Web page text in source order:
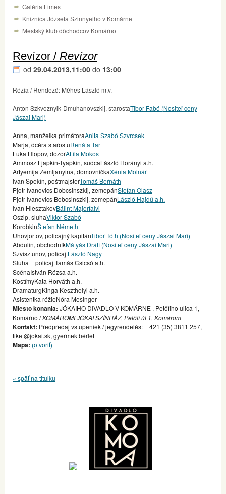
Galéria Limes
Knižnica Józsefa Szinnyeiho v Komárne
Mestský klub dôchodcov Komárno
Revízor / Revízor
od 29.04.2013,11:00 do 13:00
Réžia / Rendező: Méhes László m.v.
Anton Szkvoznyik-Dmuhanovszkij, starostaTibor Fabó (Nositeľ ceny
Jászai Mari)
Anna, manželka primátoraAnita Szabó Szvrcsek
Marja, dcéra starostuRenáta Tar
Luka Hlopov, dozorAttila Mokos
Ammosz Ljapkin-Tyapkin, sudcaLászló Horányi a.h.
Artyemija Zemljanyina, domovníčkaXénia Molnár
Ivan Spekin, poštmajsterTomáš Bernáth
Pjotr Ivanovics Dobcsinszkij, zemepánStefan Olasz
Pjotr Ivanovics Bobcsinszkij, zemepánLászló Hajdú a.h.
Ivan HlesztakovBálint Majorfalvi
Oszip, sluhaViktor Szabó
KorobkinŠtefan Németh
Uhovjortov, policajný kapitánTibor Tóth (Nositeľ ceny Jászai Mari)
Abdulin, obchodníkMátyás Dráfi (Nositeľ ceny Jászai Mari)
Szvisztunov, policajtLászló Nagy
Sluha + policajtTamás Csicsó a.h.
ScénaIstván Rózsa a.h.
KostímyKata Horváth a.h.
DramaturgKinga Keszthelyi a.h.
Asistentka réžieNóra Mesinger
Miesto konania: JÓKAIHO DIVADLO V KOMÁRNE , Petőfiho ulica 1,
Komárno /KOMÁROMI JÓKAI SZÍNHÁZ, Petőfi út 1, Komárom
Kontakt: Predpredaj vstupeniek / jegyrendelés: + 421 (35) 3811 257,
tiket@jokai.sk, gyermek bérlet
Mapa: (otvoriť)
« späť na titulku